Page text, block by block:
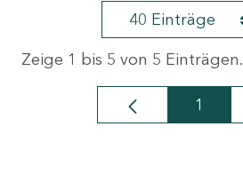
40 Einträge
Zeige 1 bis 5 von 5 Einträgen.
Seite
1